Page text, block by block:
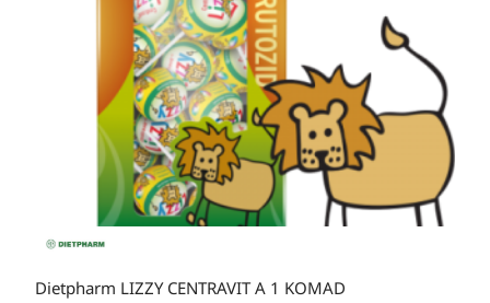
Dietpharm LIZZY CENTRAVIT A 1 KOMAD